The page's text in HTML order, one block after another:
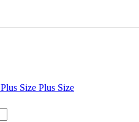
Plus Size Plus Size